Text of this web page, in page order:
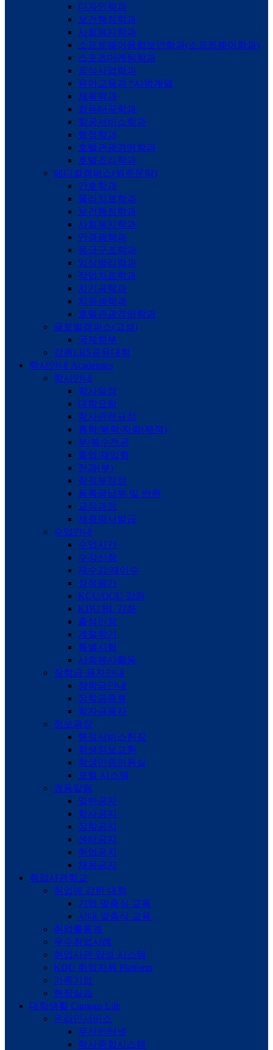
디자인학과
보건행정학과
사회복지학과
소프트웨어융합보안학과(소프트웨어학과)
스포츠마케팅학과
외식사업학과
유아교육과 *사범계열
체육학과
컴퓨터공학과
항공서비스학과
행정학과
호텔관광경영학과
호텔조리학과
메디컬캠퍼스(원주문막)
간호학과
물리치료학과
보건행정학과
사회복지학과
안경광학과
응급구조학과
임상병리학과
작업치료학과
치기공학과
치위생학과
호텔관광경영학과
글로벌캠퍼스(고성)
국제학부
강원LRS공유대학
학사안내 Academics
학사안내
학사일정
대학요람
학사관련규정
휴학/복학/자퇴(제적)
부/복수전공
졸업/재입학
전과(부)
학적부정정
등록금납부 및 반환
교직과정
제증명서발급
수업안내
수업시간
수강신청
재수강/재이수
성적평가
KCU/OCU 강좌
KDU/BL 강좌
출석인정
계절학기
특별시험
사회봉사활동
장학금·융자안내
장학금안내
장학금종류
학자금융자
정보광장
행정서비스헌장
학생정보교환
학생만족민원실
포털 시스템
경동알림
일반공지
학사공지
장학공지
센터공지
취업공지
채용공지
취업사관학교
취업에 강한 대학
기업 맞춤식 교육
시대 맞춤식 교육
취업률통계
우수취업사례
취업사관 양성 시스템
KDU 취업지원 Platform
가족기업
현장실습
대학생활 Campus Life
온라인서비스
무선인터넷
학사종합시스템